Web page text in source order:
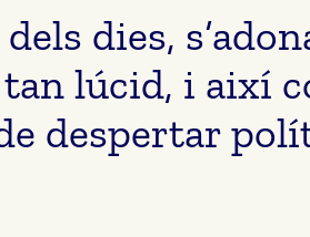
dies,
lúcid, i així
despertar